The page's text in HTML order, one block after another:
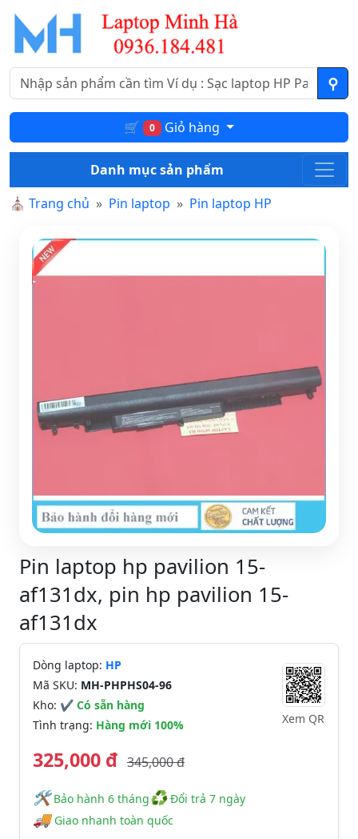
🛒 0 Giỏ hàng
Danh mục sản phẩm
⛪ Trang chủ Pin laptop Pin laptop HP
Pin laptop hp pavilion 15-
af131dx, pin hp pavilion 15-
af131dx
Dòng laptop: HP
Mã SKU: MH-PHPHS04-96
Kho: ✔ Có sẵn hàng
Tình trạng: Hàng mới 100% Xem QR
325,000 đ 345,000 đ
🛠️️ Bảo hành 6 tháng♻Đổi trả 7 ngày
🚚Giao nhanh toàn quốc